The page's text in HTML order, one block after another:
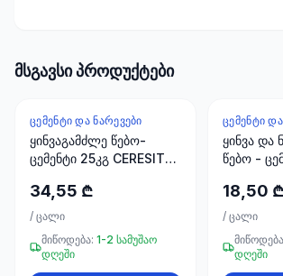
ელექტრო
მასალები
პროდუქტი
სამაგრები
პროდუქტი
სახლი და
ინტერიერი
მსგავსი პროდუქტები
ᲪᲔᲛᲔᲜᲢᲘ ᲓᲐ ᲜᲐᲠᲔᲕᲔᲑᲘ
ყინვაგამძლე წებო-
ცემენტი 25კგ CERESIT
34,55 ₾
/ ცალი
მიწოდება: 1-2 სამუშაო
დღეში
ᲪᲔᲛᲔᲜᲢᲘ
ყინვა და
წებო -
18,50 ₾
/ ცალი
დღეში